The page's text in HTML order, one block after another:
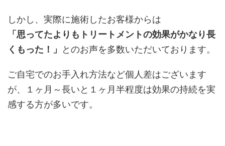
しかし、実際に施術したお客様からは
「思ってたよりもトリートメントの効果がかなり長
くもった！」
とのお声を多数いただいております。
ご自宅でのお手入れ方法など個人差はございます
が、１ヶ月～長いと１ヶ月半程度は効果の持続を実
感する方が多いです。